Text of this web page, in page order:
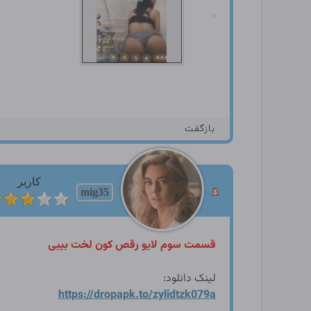
بازگفت
mig35
کاربر
قسمت سوم لایو رقص کون لخت بیبی
لینک دانلود:
https://dropapk.to/zylidtzk079a